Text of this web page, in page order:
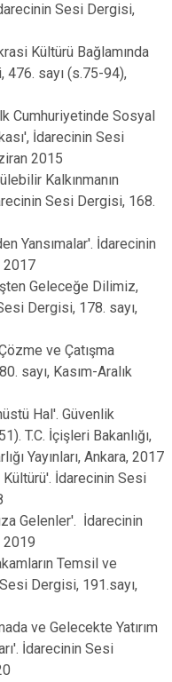
Sesi Dergisi,
Kültürü Bağlamında
476. sayı (s.75-94),
Cumhuriyetinde Sosyal
İdarecinin Sesi
2015
Kalkınmanın
Sesi Dergisi, 168.
Yansımalar'. İdarecinin
2017
Geleceğe Dilimiz,
Dergisi, 178. sayı,
ve Çatışma
sayı, Kasım-Aralık
Hal'. Güvenlik
T.C. İçişleri Bakanlığı,
Yayınları, Ankara, 2017
Kültürü'. İdarecinin Sesi
Gelenler'. İdarecinin
2019
Temsil ve
Dergisi, 191.sayı,
ve Gelecekte Yatırım
İdarecinin Sesi